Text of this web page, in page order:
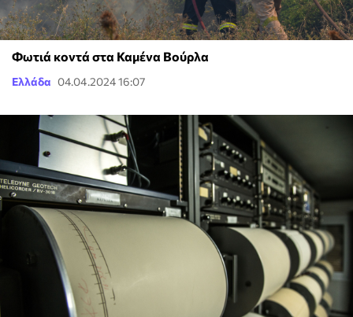
Φωτιά κοντά στα Καμένα Βούρλα
Ελλάδα 04.04.2024 16:07